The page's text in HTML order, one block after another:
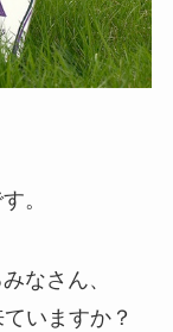
。
なさん、
いますか？